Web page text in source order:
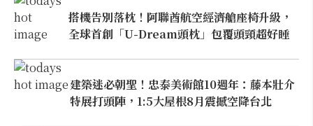
搭機告別落枕！阿聯酋航空經濟艙座椅升級，
全球首創「U-Dream頭枕」包覆頭頸超好睡
建築迷必朝聖！忠泰美術館10週年：藤本壯介
特展打頭陣，1:5大屋根8月震撼空降台北